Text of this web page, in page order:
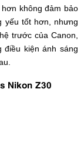
không đảm bảo
yếu tốt hơn, nhưng
trước của Canon,
điều kiện ánh sáng
Nikon Z30